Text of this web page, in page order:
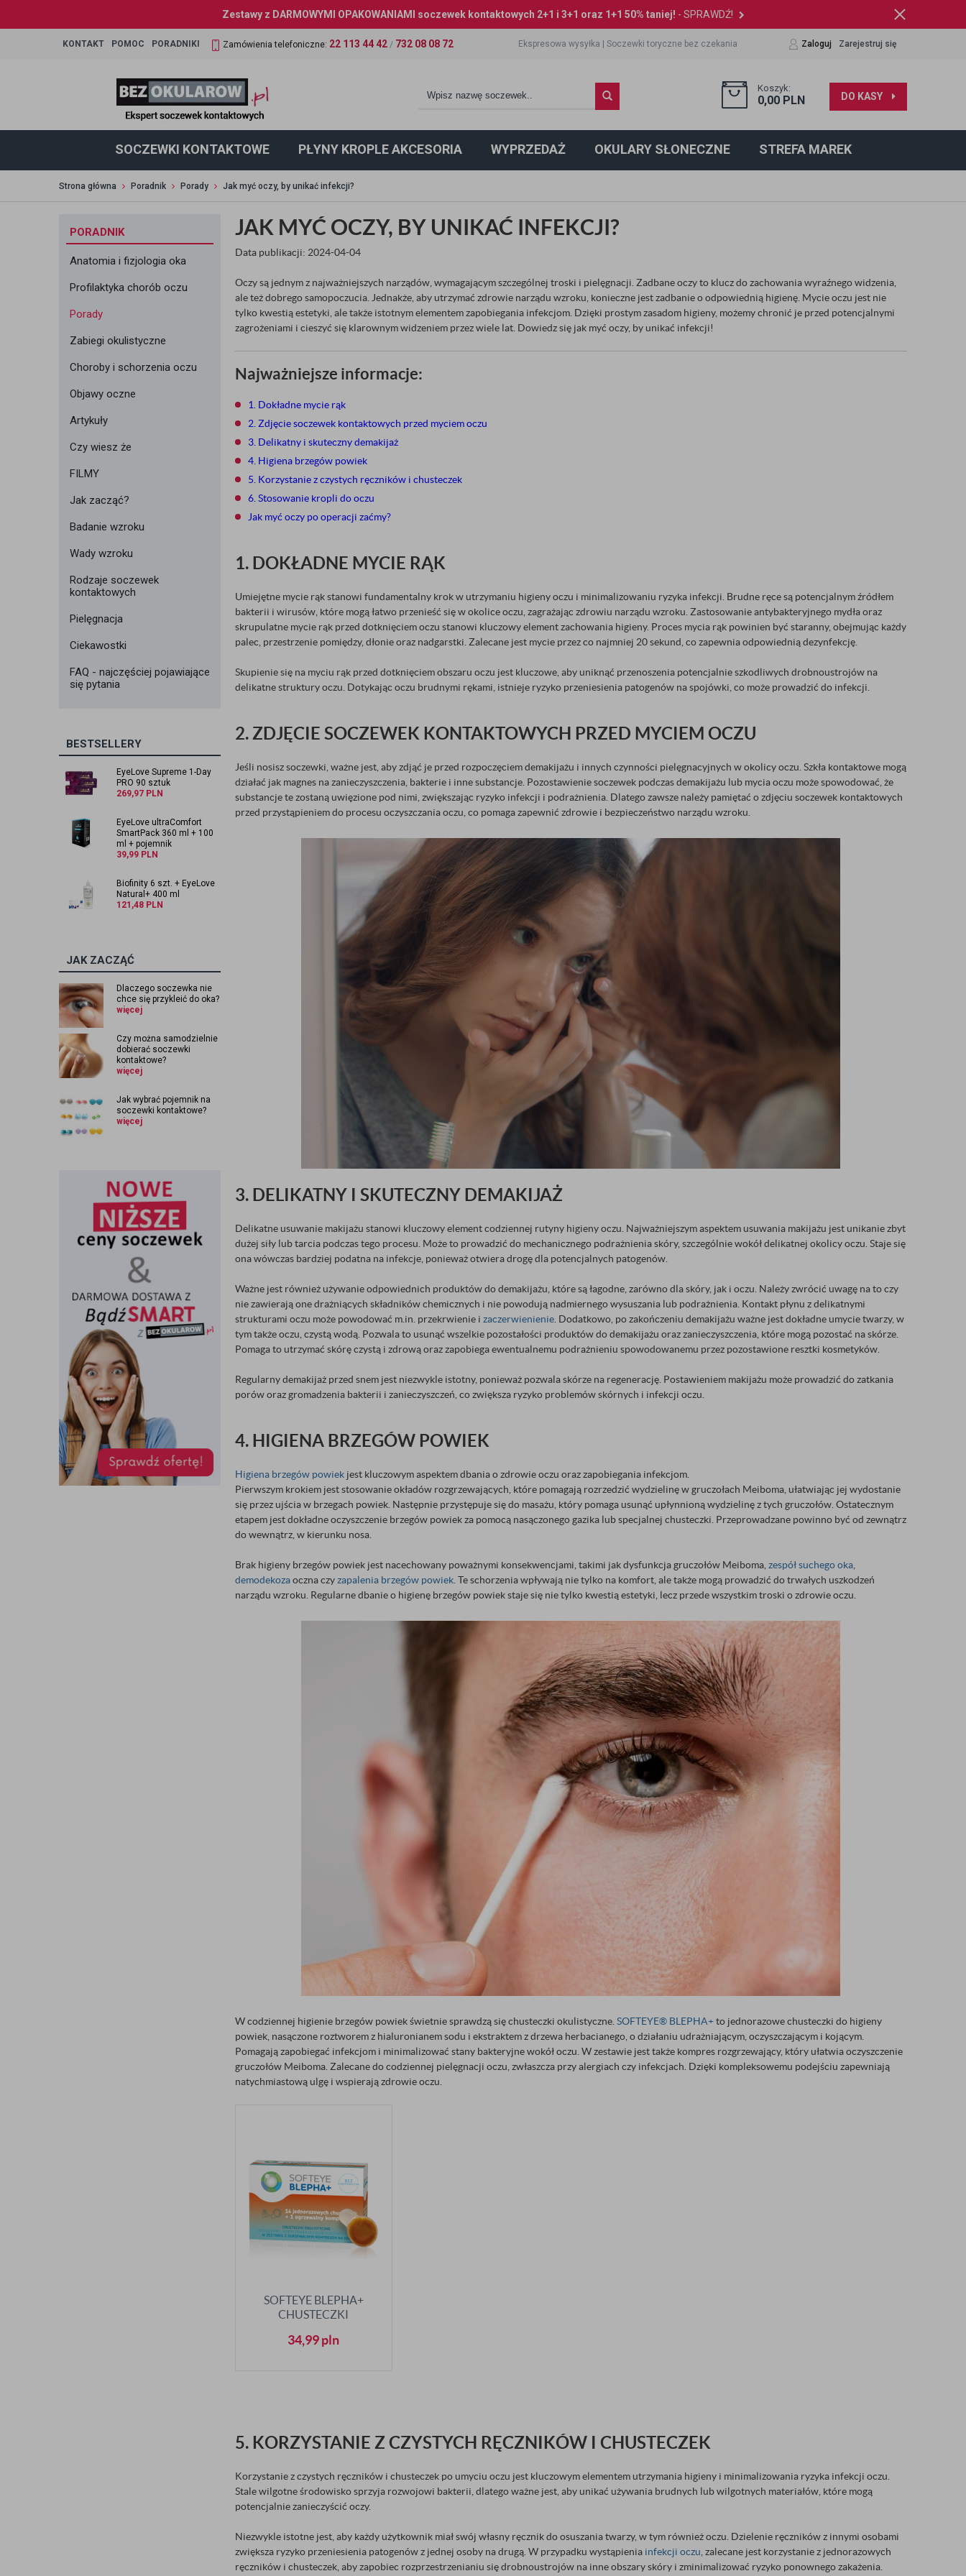
Zestawy z DARMOWYMI OPAKOWANIAMI soczewek kontaktowych 2+1 i 3+1 oraz 1+1 50% taniej! - SPRAWDŹ!
KONTAKT POMOC PORADNIKI Zamówienia telefoniczne: 22 113 44 42 / 732 08 08 72 Ekspresowa wysyłka |Soczewki toryczne bez czekania Zaloguj Zarejestruj się
Koszyk:
0,00 PLN DO KASY
SOCZEWKI KONTAKTOWE PŁYNY KROPLE AKCESORIA WYPRZEDAŻ OKULARY SŁONECZNE STREFA MAREK
Strona główna Poradnik Porady Jak myć oczy, by unikać infekcji?
PORADNIK
Anatomia i fizjologia oka
Profilaktyka chorób oczu
Porady
Zabiegi okulistyczne
Choroby i schorzenia oczu
Objawy oczne
Artykuły
Czy wiesz że
FILMY
Jak zacząć?
Badanie wzroku
Wady wzroku
Rodzaje soczewek
kontaktowych
Pielęgnacja
Ciekawostki
FAQ - najczęściej pojawiające
się pytania
BESTSELLERY
EyeLove Supreme 1-Day
PRO 90 sztuk
269,97 PLN
EyeLove ultraComfort
SmartPack 360 ml + 100
ml + pojemnik
39,99 PLN
Biofinity 6 szt. + EyeLove
Natural+ 400 ml
121,48 PLN
JAK ZACZĄĆ
Dlaczego soczewka nie
chce się przykleić do oka?
więcej
Czy można samodzielnie
dobierać soczewki
kontaktowe?
więcej
Jak wybrać pojemnik na
soczewki kontaktowe?
więcej
JAK MYĆ OCZY, BY UNIKAĆ INFEKCJI?
Data publikacji: 2024-04-04
Oczy są jednym z najważniejszych narządów, wymagającym szczególnej troski i pielęgnacji. Zadbane oczy to klucz do zachowania wyraźnego widzenia,
ale też dobrego samopoczucia. Jednakże, aby utrzymać zdrowie narządu wzroku, konieczne jest zadbanie o odpowiednią higienę. Mycie oczu jest nie
tylko kwestią estetyki, ale także istotnym elementem zapobiegania infekcjom. Dzięki prostym zasadom higieny, możemy chronić je przed potencjalnymi
zagrożeniami i cieszyć się klarownym widzeniem przez wiele lat. Dowiedz się jak myć oczy, by unikać infekcji!
Najważniejsze informacje:
1. Dokładne mycie rąk
2. Zdjęcie soczewek kontaktowych przed myciem oczu
3. Delikatny i skuteczny demakijaż
4. Higiena brzegów powiek
5. Korzystanie z czystych ręczników i chusteczek
6. Stosowanie kropli do oczu
Jak myć oczy po operacji zaćmy?
1. DOKŁADNE MYCIE RĄK
Umiejętne mycie rąk stanowi fundamentalny krok w utrzymaniu higieny oczu i minimalizowaniu ryzyka infekcji. Brudne ręce są potencjalnym źródłem
bakterii i wirusów, które mogą łatwo przenieść się w okolice oczu, zagrażając zdrowiu narządu wzroku. Zastosowanie antybakteryjnego mydła oraz
skrupulatne mycie rąk przed dotknięciem oczu stanowi kluczowy element zachowania higieny. Proces mycia rąk powinien być staranny, obejmując każdy
palec, przestrzenie pomiędzy, dłonie oraz nadgarstki. Zalecane jest mycie przez co najmniej 20 sekund, co zapewnia odpowiednią dezynfekcję.
Skupienie się na myciu rąk przed dotknięciem obszaru oczu jest kluczowe, aby uniknąć przenoszenia potencjalnie szkodliwych drobnoustrojów na
delikatne struktury oczu. Dotykając oczu brudnymi rękami, istnieje ryzyko przeniesienia patogenów na spojówki, co może prowadzić do infekcji.
2. ZDJĘCIE SOCZEWEK KONTAKTOWYCH PRZED MYCIEM OCZU
Jeśli nosisz soczewki, ważne jest, aby zdjąć je przed rozpoczęciem demakijażu i innych czynności pielęgnacyjnych w okolicy oczu. Szkła kontaktowe mogą
działać jak magnes na zanieczyszczenia, bakterie i inne substancje. Pozostawienie soczewek podczas demakijażu lub mycia oczu może spowodować, że
substancje te zostaną uwięzione pod nimi, zwiększając ryzyko infekcji i podrażnienia. Dlatego zawsze należy pamiętać o zdjęciu soczewek kontaktowych
przed przystąpieniem do procesu oczyszczania oczu, co pomaga zapewnić zdrowie i bezpieczeństwo narządu wzroku.
3. DELIKATNY I SKUTECZNY DEMAKIJAŻ
Delikatne usuwanie makijażu stanowi kluczowy element codziennej rutyny higieny oczu. Najważniejszym aspektem usuwania makijażu jest unikanie zbyt
dużej siły lub tarcia podczas tego procesu. Może to prowadzić do mechanicznego podrażnienia skóry, szczególnie wokół delikatnej okolicy oczu. Staje się
ona wówczas bardziej podatna na infekcje, ponieważ otwiera drogę dla potencjalnych patogenów.
Ważne jest również używanie odpowiednich produktów do demakijażu, które są łagodne, zarówno dla skóry, jak i oczu. Należy zwrócić uwagę na to czy
nie zawierają one drażniących składników chemicznych i nie powodują nadmiernego wysuszania lub podrażnienia. Kontakt płynu z delikatnymi
strukturami oczu może powodować m.in. przekrwienie i zaczerwienienie. Dodatkowo, po zakończeniu demakijażu ważne jest dokładne umycie twarzy, w
tym także oczu, czystą wodą. Pozwala to usunąć wszelkie pozostałości produktów do demakijażu oraz zanieczyszczenia, które mogą pozostać na skórze.
Pomaga to utrzymać skórę czystą i zdrową oraz zapobiega ewentualnemu podrażnieniu spowodowanemu przez pozostawione resztki kosmetyków.
Regularny demakijaż przed snem jest niezwykle istotny, ponieważ pozwala skórze na regenerację. Postawieniem makijażu może prowadzić do zatkania
porów oraz gromadzenia bakterii i zanieczyszczeń, co zwiększa ryzyko problemów skórnych i infekcji oczu.
4. HIGIENA BRZEGÓW POWIEK
Higiena brzegów powiekjest kluczowym aspektem dbania o zdrowie oczu oraz zapobiegania infekcjom.
Pierwszym krokiem jest stosowanie okładów rozgrzewających, które pomagają rozrzedzić wydzielinę w gruczołach Meiboma, ułatwiając jej wydostanie
się przez ujścia w brzegach powiek. Następnie przystępuje się do masażu, który pomaga usunąć upłynnioną wydzielinę z tych gruczołów. Ostatecznym
etapem jest dokładne oczyszczenie brzegów powiek za pomocą nasączonego gazika lub specjalnej chusteczki. Przeprowadzane powinno być od zewnątrz
do wewnątrz, w kierunku nosa.
Brak higieny brzegów powiek jest nacechowany poważnymi konsekwencjami, takimi jak dysfunkcja gruczołów Meiboma, zespół suchego oka,
demodekozaoczna czyzapalenia brzegów powiek. Te schorzenia wpływają nie tylko na komfort, ale także mogą prowadzić do trwałych uszkodzeń
narządu wzroku. Regularne dbanie o higienę brzegów powiek staje się nie tylko kwestią estetyki, lecz przede wszystkim troski o zdrowie oczu.
W codziennej higienie brzegów powiek świetnie sprawdzą się chusteczki okulistyczne. SOFTEYE® BLEPHA+to jednorazowe chusteczki do higieny
powiek, nasączone roztworem z hialuronianem sodu i ekstraktem z drzewa herbacianego, o działaniu udrażniającym, oczyszczającym i kojącym.
Pomagają zapobiegać infekcjom i minimalizować stany bakteryjne wokół oczu. W zestawie jest także kompres rozgrzewający, który ułatwia oczyszczenie
gruczołów Meiboma. Zalecane do codziennej pielęgnacji oczu, zwłaszcza przy alergiach czy infekcjach. Dzięki kompleksowemu podejściu zapewniają
natychmiastową ulgę i wspierają zdrowie oczu.
SOFTEYE BLEPHA+
CHUSTECZKI
34,99pln
5. KORZYSTANIE Z CZYSTYCH RĘCZNIKÓW I CHUSTECZEK
Korzystanie z czystych ręczników i chusteczek po umyciu oczu jest kluczowym elementem utrzymania higieny i minimalizowania ryzyka infekcji oczu.
Stale wilgotne środowisko sprzyja rozwojowi bakterii, dlatego ważne jest, aby unikać używania brudnych lub wilgotnych materiałów, które mogą
potencjalnie zanieczyścić oczy.
Niezwykle istotne jest, aby każdy użytkownik miał swój własny ręcznik do osuszania twarzy, w tym również oczu. Dzielenie ręczników z innymi osobami
zwiększa ryzyko przeniesienia patogenów z jednej osoby na drugą. W przypadku wystąpienia infekcji oczu , zalecane jest korzystanie z jednorazowych
ręczników i chusteczek, aby zapobiec rozprzestrzenianiu się drobnoustrojów na inne obszary skóry i zminimalizować ryzyko ponownego zakażenia.